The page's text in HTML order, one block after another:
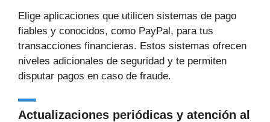
Elige aplicaciones que utilicen sistemas de pago
fiables y conocidos, como PayPal, para tus
transacciones financieras. Estos sistemas ofrecen
niveles adicionales de seguridad y te permiten
disputar pagos en caso de fraude.
Actualizaciones periódicas y atención al